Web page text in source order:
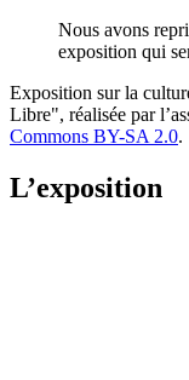
Nous avons
exposition qui
Exposition sur la
Libre", réalisée par
Commons BY-SA 2.0.
L’exposition